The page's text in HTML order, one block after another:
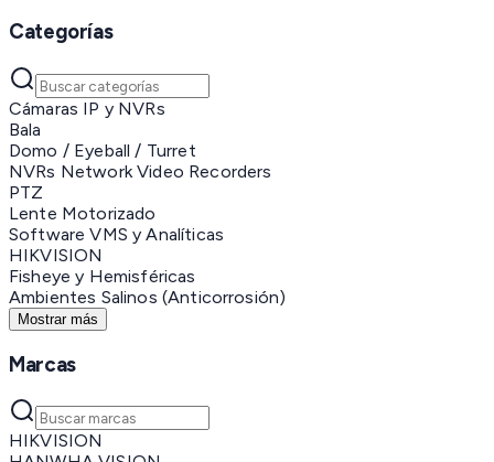
Categorías
Cámaras IP y NVRs
Bala
Domo / Eyeball / Turret
NVRs Network Video Recorders
PTZ
Lente Motorizado
Software VMS y Analíticas
HIKVISION
Fisheye y Hemisféricas
Ambientes Salinos (Anticorrosión)
Mostrar más
Marcas
HIKVISION